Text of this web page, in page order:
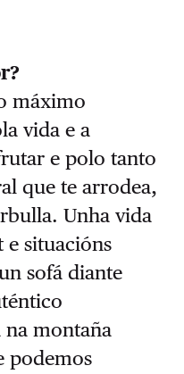
máximo
vida e a
e polo tanto
que te arrodea,
Unha vida
situacións
sofá diante
montaña
podemos